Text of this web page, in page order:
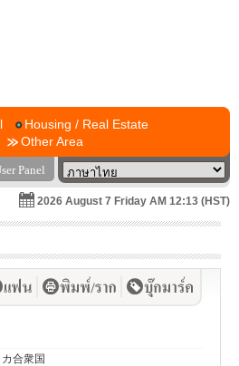
Housing / Real Estate
Other Area
Panel
2026 August 7 Friday AM 12:13 (HST)
カ合衆国